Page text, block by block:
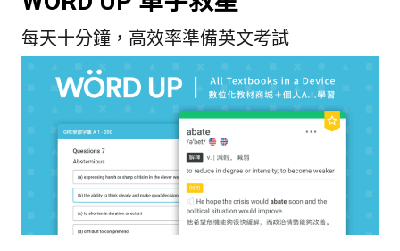
每天十分鐘，高效率準備英文考試